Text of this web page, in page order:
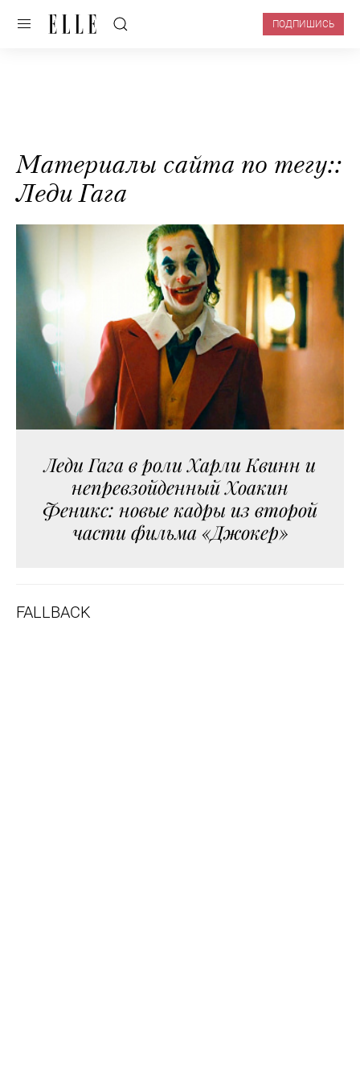
ПОДПИШИСЬ
Материалы сайта по тегу::
Леди Гага
Леди Гага в роли Харли Квинн и
непревзойденный Хоакин
Феникс: новые кадры из второй
части фильма «Джокер»
FALLBACK